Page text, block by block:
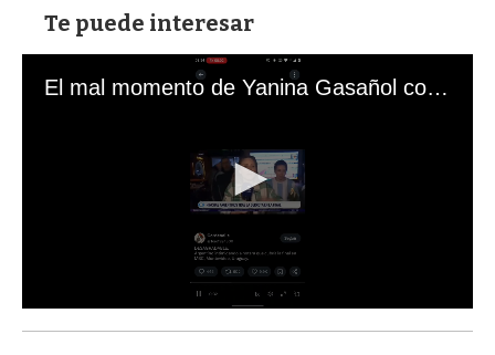
Te puede interesar
El mal momento de Yanina Gasañol con un hincha argentino en "Subrayado"
s